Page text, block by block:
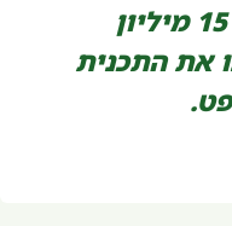
לתבוע אותנו על סך 15 מיליון
את התכנית